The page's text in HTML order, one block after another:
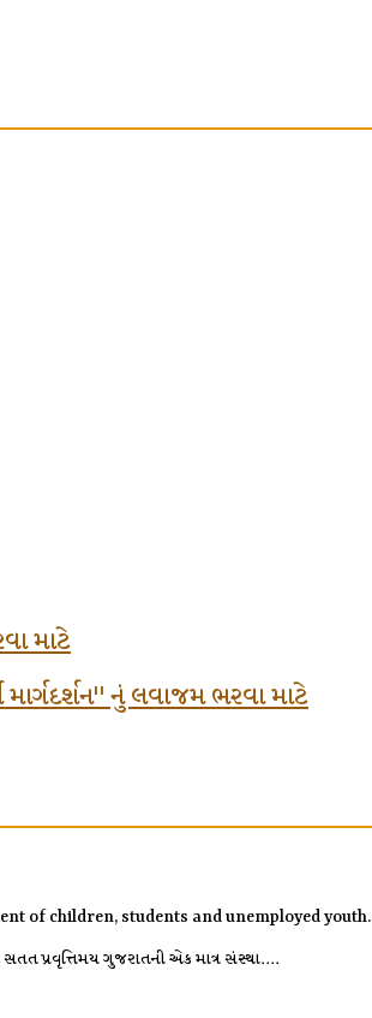
માટે
માર્ગદર્શન" નું લવાજમ ભરવા માટે
of children, students and unemployed youth.
પ્રવૃત્તિમય ગુજરાતની એક માત્ર સંસ્થા....